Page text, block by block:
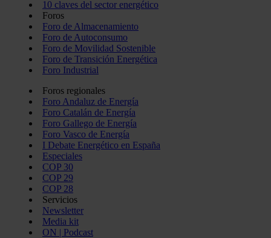
10 claves del sector energético
Foros
Foro de Almacenamiento
Foro de Autoconsumo
Foro de Movilidad Sostenible
Foro de Transición Energética
Foro Industrial
Foros regionales
Foro Andaluz de Energía
Foro Catalán de Energía
Foro Gallego de Energía
Foro Vasco de Energía
I Debate Energético en España
Especiales
COP 30
COP 29
COP 28
Servicios
Newsletter
Media kit
ON | Podcast